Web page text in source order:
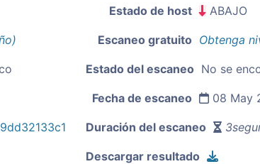
Estado de host ABAJO
Escaneo gratuito Obtenga
Estado del escaneo No se
Fecha de escaneo 08 May
Duración del escaneo
Descargar resultado